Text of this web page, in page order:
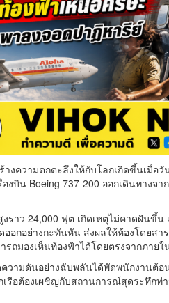
งความตกตะลึงให้กับโลกเกิดขึ้นเมื่อ
งบิน Boeing 737-200 ออกเดินทางจ
ราว 24,000 ฟุต เกิดเหตุไม่คาดฝันขึ้
กอย่างกะทันหัน ส่งผลให้ห้องโดยสา
ถมองเห็นท้องฟ้าได้โดยตรงจากภายใ
วามดันอย่างฉับพลันได้พัดพนักงานต้อ
รือต้องเผชิญกับสถานการณ์สุดระทึกท่